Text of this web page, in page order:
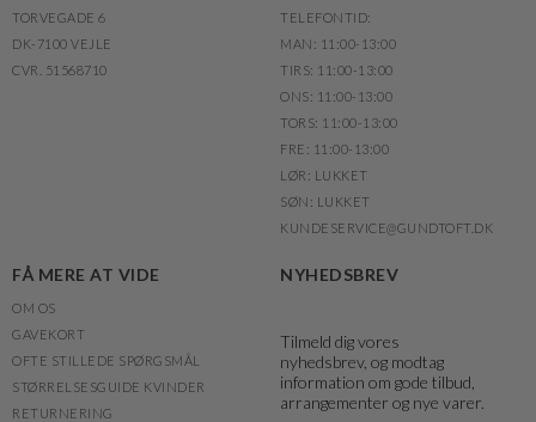
TORVEGADE 6
DK-7100 VEJLE
CVR. 51568710
TELEFONTID:
MAN: 11:00-13:00
TIRS: 11:00-13:00
ONS: 11:00-13:00
TORS: 11:00-13:00
FRE: 11:00-13:00
LØR: LUKKET
SØN: LUKKET
KUNDESERVICE@GUNDTOFT.DK
FÅ MERE AT VIDE
OM OS
GAVEKORT
OFTE STILLEDE SPØRGSMÅL
STØRRELSESGUIDE KVINDER
RETURNERING
NYHEDSBREV
Tilmeld dig vores
nyhedsbrev, og modtag
information om gode tilbud,
arrangementer og nye varer.